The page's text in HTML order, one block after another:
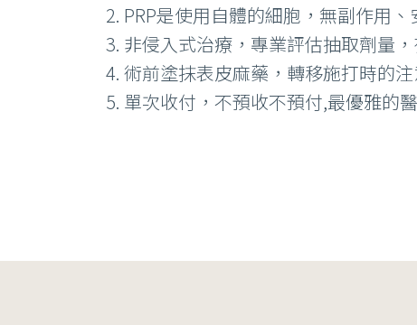
PRP是使用自體的細胞，無副作用、
非侵入式治療，專業評估抽取劑量
術前塗抹表皮麻藥，轉移施打時的
單次收付，不預收不預付,最優雅的